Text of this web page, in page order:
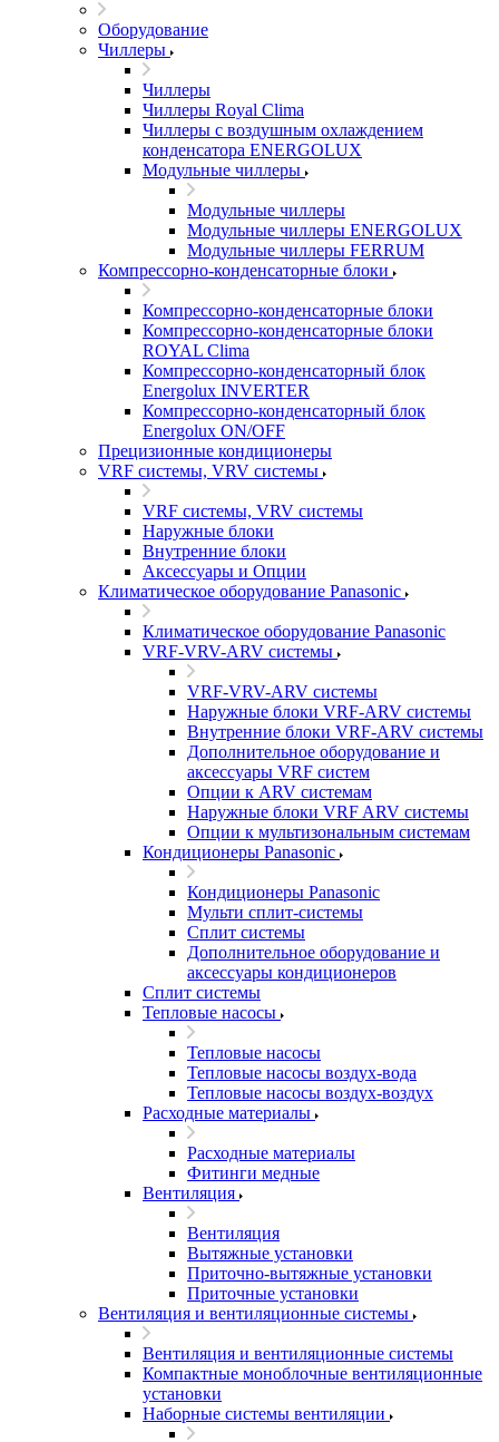
Оборудование
Чиллеры
Чиллеры
Чиллеры Royal Clima
Чиллеры с воздушным охлаждением
конденсатора ENERGOLUX
Модульные чиллеры
Модульные чиллеры
Модульные чиллеры ENERGOLUX
Модульные чиллеры FERRUM
Компрессорно-конденсаторные блоки
Компрессорно-конденсаторные блоки
Компрессорно-конденсаторные блоки
ROYAL Clima
Компрессорно-конденсаторный блок
Energolux INVERTER
Компрессорно-конденсаторный блок
Energolux ON/OFF
Прецизионные кондиционеры
VRF системы, VRV системы
VRF системы, VRV системы
Наружные блоки
Внутренние блоки
Аксессуары и Опции
Климатическое оборудование Panasonic
Климатическое оборудование Panasonic
VRF-VRV-ARV системы
VRF-VRV-ARV системы
Наружные блоки VRF-ARV системы
Внутренние блоки VRF-ARV системы
Дополнительное оборудование и
аксессуары VRF систем
Опции к ARV системам
Наружные блоки VRF ARV системы
Опции к мультизональным системам
Кондиционеры Panasonic
Кондиционеры Panasonic
Мульти сплит-системы
Сплит системы
Дополнительное оборудование и
аксессуары кондиционеров
Сплит системы
Тепловые насосы
Тепловые насосы
Тепловые насосы воздух-вода
Тепловые насосы воздух-воздух
Расходные материалы
Расходные материалы
Фитинги медные
Вентиляция
Вентиляция
Вытяжные установки
Приточно-вытяжные установки
Приточные установки
Вентиляция и вентиляционные системы
Вентиляция и вентиляционные системы
Компактные моноблочные вентиляционные
установки
Наборные системы вентиляции